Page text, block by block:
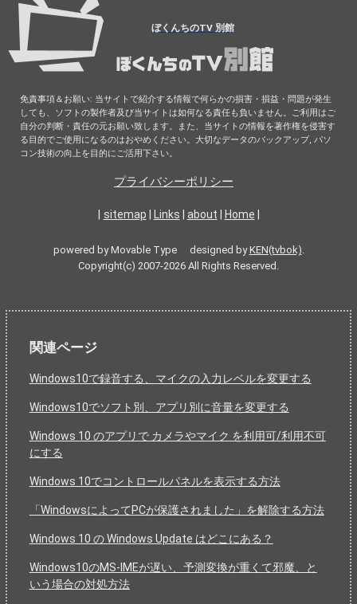
ぼくんちのTV 別館
免責事項＆お願い: 当サイトで紹介する情報で何らかの損害・損益・問題が発生
しても、ソフトの製作者及び当サイトは如何なる責任も負いません。ご利用はご
自分の判断・責任の元お願い致します。また、当サイトの情報を著作権を侵害す
る目的でご使用になるのはおやめください。大切なデータのバックアップ, パソ
コン技術の向上を目的にご活用下さい。
プライバシーポリシー
sitemap Links about Home
powered by Movable Type designed byKEN(tvbok)
Copyright(c) 2007-2026 All Rights Reserved.
関連ページ
Windows10で録音する、マイクの入力レベルを変更する
Windows10でソフト別、アプリ別に音量を変更する
Windows 10 のアプリで カメラやマイク を利用可/利用不可
にする
Windows 10でコントロールパネルを表示する方法
「WindowsによってPCが保護されました」を解除する方法
Windows 10 の Windows Update はどこにある？
Windows10のMS-IMEが遅い、予測変換が重くて邪魔、と
いう場合の対処方法